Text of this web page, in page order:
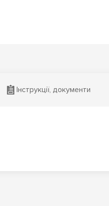
Інструкції, документи